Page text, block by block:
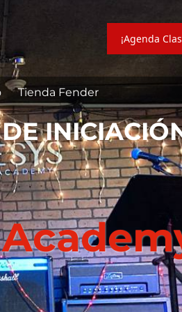
¡Agenda
Tienda Fender